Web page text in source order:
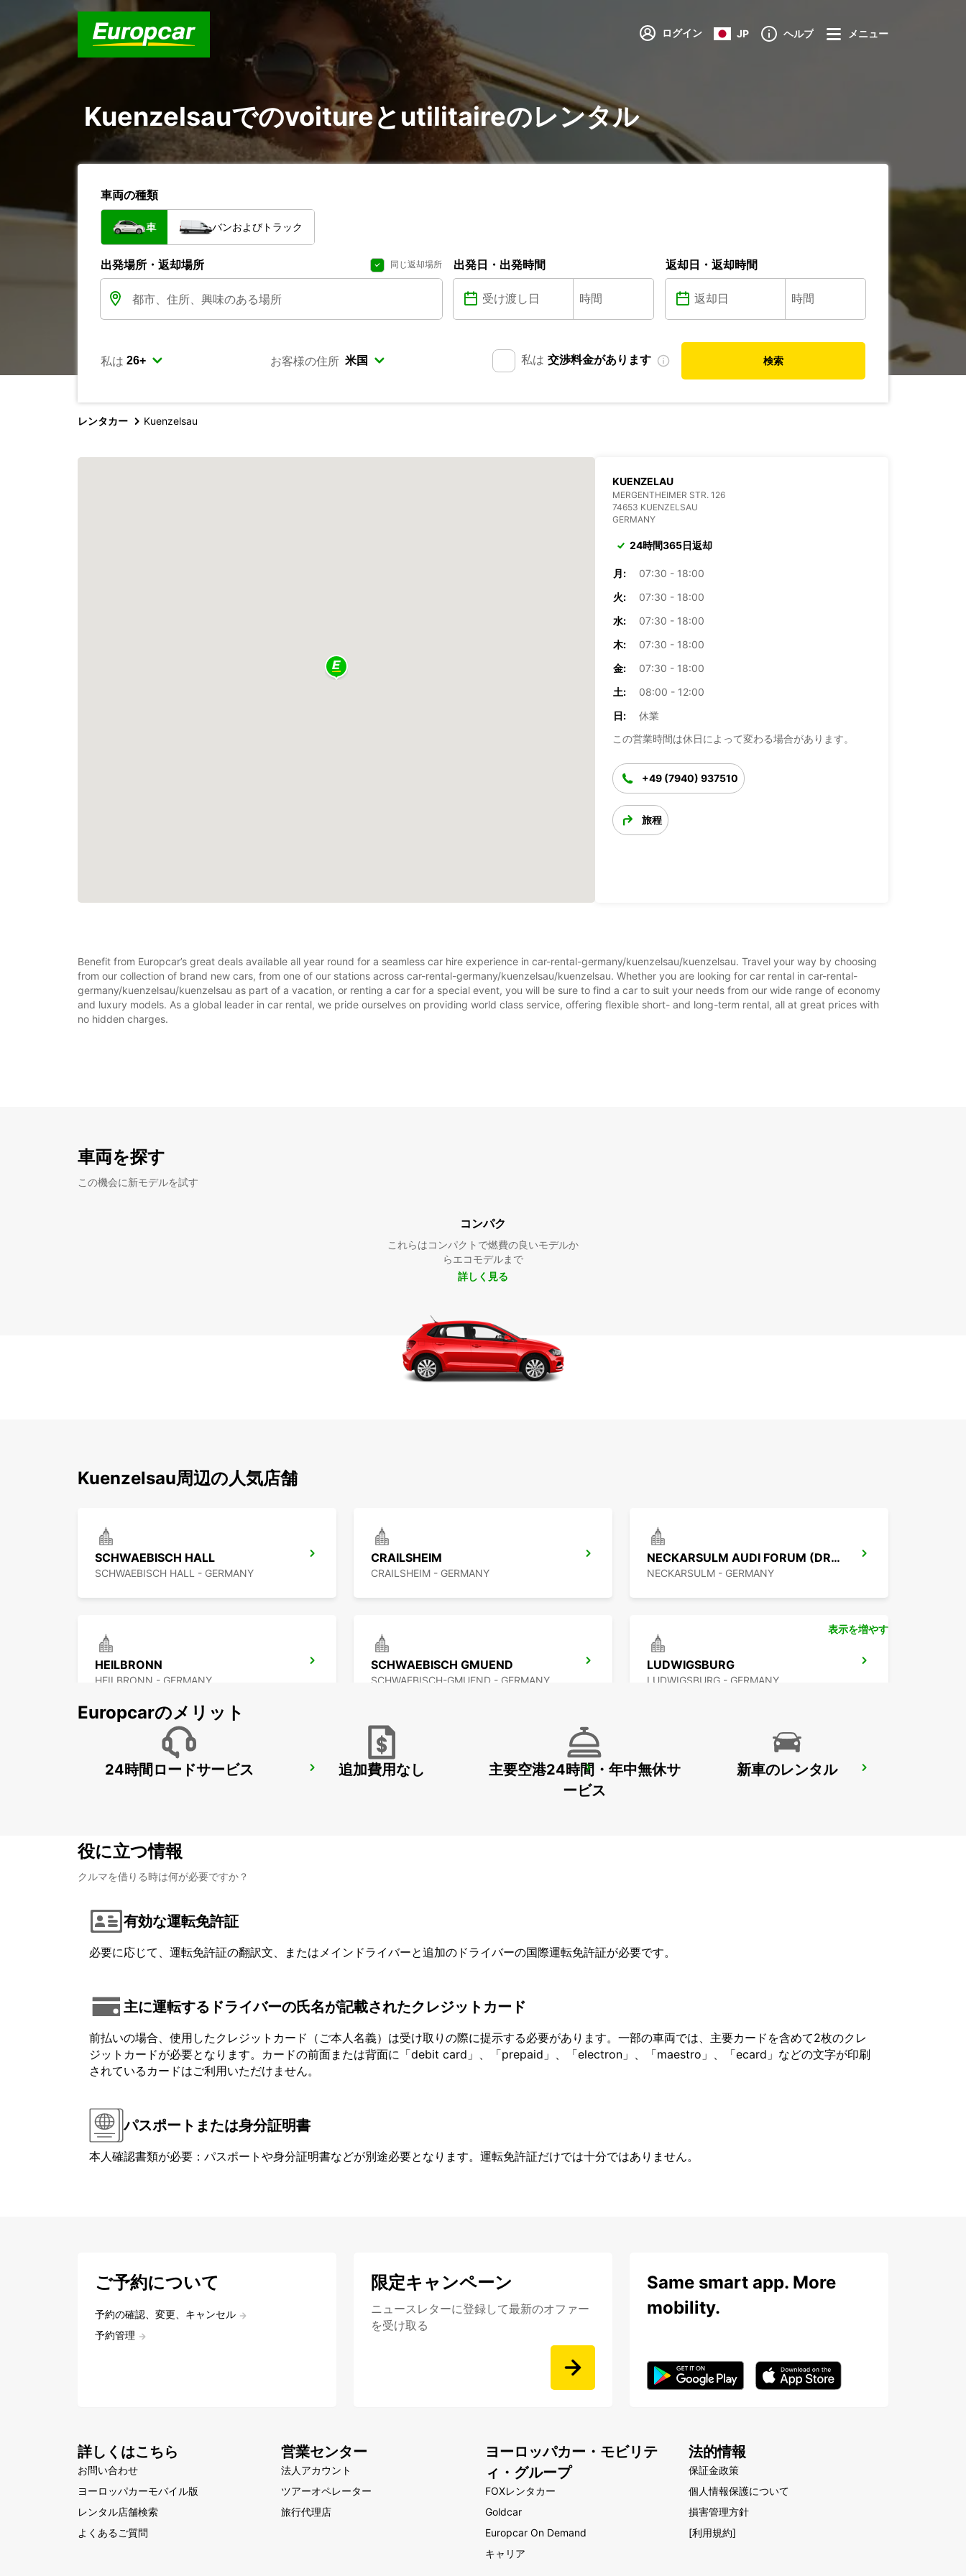
ログイン JP ヘルプ メニュー
Kuenzelsauでのvoitureとutilitaireのレンタル
車両の種類
車 バンおよびトラック
出発場所・返却場所 同じ返却場所 出発日・出発時間 返却日・返却時間
私は お客様の住所 私は 交渉料金があります 検索
レンタカー Kuenzelsau
KUENZELAU
MERGENTHEIMER STR. 126
74653 KUENZELSAU
GERMANY
24時間365日返却
月:
07:30 - 18:00
火:
07:30 - 18:00
水:
07:30 - 18:00
木:
07:30 - 18:00
金:
07:30 - 18:00
土:
08:00 - 12:00
日:
休業
この営業時間は休日によって変わる場合があります。
+49 (7940) 937510
旅程
Benefit from Europcar’s great deals available all year round for a seamless car hire experience in car-rental-germany/kuenzelsau/kuenzelsau. Travel your way by choosing
from our collection of brand new cars, from one of our stations across car-rental-germany/kuenzelsau/kuenzelsau. Whether you are looking for car rental in car-rental-
germany/kuenzelsau/kuenzelsau as part of a vacation, or renting a car for a special event, you will be sure to find a car to suit your needs from our wide range of economy
and luxury models. As a global leader in car rental, we pride ourselves on providing world class service, offering flexible short- and long-term rental, all at great prices with
no hidden charges.
車両を探す
この機会に新モデルを試す
コンパク
これらはコンパクトで燃費の良いモデルか
らエコモデルまで
詳しく見る
Kuenzelsau周辺の人気店舗
SCHWAEBISCH HALL
SCHWAEBISCH HALL - GERMANY
CRAILSHEIM
CRAILSHEIM - GERMANY
NECKARSULM AUDI FORUM (DROP-OFF ONLY)
NECKARSULM - GERMANY
HEILBRONN
HEILBRONN - GERMANY
SCHWAEBISCH GMUEND
SCHWAEBISCH-GMUEND - GERMANY
LUDWIGSBURG
LUDWIGSBURG - GERMANY
WAIBLINGEN WUERZBURG MAIN STATION WUERZBURG
表示を増やす
Europcarのメリット
24時間ロードサービス 追加費用なし
主要空港24時間・年中無休サ
ービス
新車のレンタル
役に立つ情報
クルマを借りる時は何が必要ですか？
有効な運転免許証
必要に応じて、運転免許証の翻訳文、またはメインドライバーと追加のドライバーの国際運転免許証が必要です。
主に運転するドライバーの氏名が記載されたクレジットカード
前払いの場合、使用したクレジットカード（ご本人名義）は受け取りの際に提示する必要があります。一部の車両では、主要カードを含めて2枚のクレ
ジットカードが必要となります。カードの前面または背面に「debit card」、「prepaid」、「electron」、「maestro」、「ecard」などの文字が印刷
されているカードはご利用いただけません。
パスポートまたは身分証明書
本人確認書類が必要：パスポートや身分証明書などが別途必要となります。運転免許証だけでは十分ではありません。
ご予約について
予約の確認、変更、キャンセル
予約管理
限定キャンペーン
ニュースレターに登録して最新のオファー
を受け取る
Same smart app. More
mobility.
詳しくはこちら
お問い合わせ
ヨーロッパカーモバイル版
レンタル店舗検索
よくあるご質問
営業センター
法人アカウント
ツアーオペレーター
旅行代理店
ヨーロッパカー・モビリテ
ィ・グループ
FOXレンタカー
Goldcar
Europcar On Demand
キャリア
法的情報
保証金政策
個人情報保護について
損害管理方針
[利用規約]